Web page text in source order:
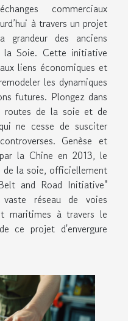
commerciaux
à travers un projet
grandeur des anciens
la Soie. Cette initiative
liens économiques et
les dynamiques
futures. Plongez dans
routes de la soie et de
ne cesse de susciter
Genèse et
la Chine en 2013, le
de la soie, officiellement
and Road Initiative"
réseau de voies
maritimes à travers le
ce projet d'envergure